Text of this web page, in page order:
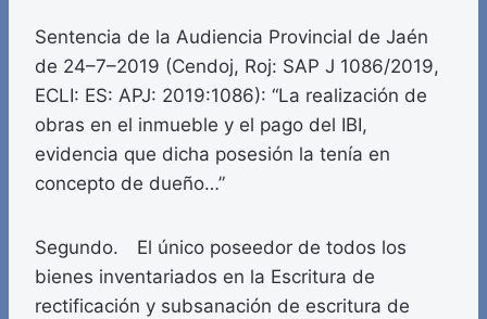
Sentencia de la Audiencia Provincial de Jaén
de 24–7–2019 (Cendoj, Roj: SAP J 1086/2019,
ECLI: ES: APJ: 2019:1086): “La realización de
obras en el inmueble y el pago del IBI,
evidencia que dicha posesión la tenía en
concepto de dueño…”
Segundo. El único poseedor de todos los
bienes inventariados en la Escritura de
rectificación y subsanación de escritura de